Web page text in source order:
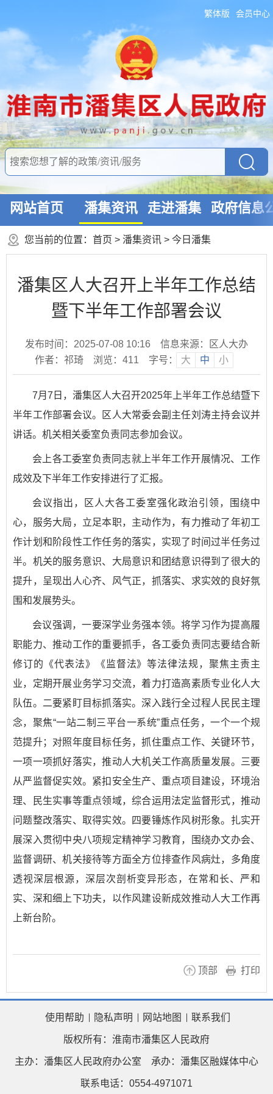
繁体版 会员中心
网站首页 潘集资讯 走进潘集 政府信息
您当前的位置： 首页 > 潘集资讯 > 今日潘集
潘集区人大召开上半年工作总结
暨下半年工作部署会议
发布时间：2025-07-08 10:16
信息来源：区人大办
作者：祁琦
浏览： 411 字号： 大 中 小
7月7日，潘集区人大召开2025年上半年工作总结暨下
半年工作部署会议。区人大常委会副主任刘涛主持会议并
讲话。机关相关委室负责同志参加会议。
会上各工委室负责同志就上半年工作开展情况、工作
成效及下半年工作安排进行了汇报。
会议指出，区人大各工委室强化政治引领，围绕中
心，服务大局，立足本职，主动作为，有力推动了年初工
作计划和阶段性工作任务的落实，实现了时间过半任务过
半。机关的服务意识、大局意识和团结意识得到了很大的
提升，呈现出人心齐、风气正，抓落实、求实效的良好氛
围和发展势头。
会议强调，一要深学业务强本领。将学习作为提高履
职能力、推动工作的重要抓手，各工委负责同志要结合新
修订的《代表法》《监督法》等法律法规，聚焦主责主
业，定期开展业务学习交流，着力打造高素质专业化人大
队伍。二要紧盯目标抓落实。深入践行全过程人民民主理
念，聚焦“一站二制三平台一系统”重点任务，一个一个规
范提升；对照年度目标任务，抓住重点工作、关键环节，
一项一项抓好落实，推动人大机关工作高质量发展。三要
从严监督促实效。紧扣安全生产、重点项目建设，环境治
理、民生实事等重点领域，综合运用法定监督形式，推动
问题整改落实、取得实效。四要锤炼作风树形象。扎实开
展深入贯彻中央八项规定精神学习教育，围绕办文办会、
监督调研、机关接待等方面全方位排查作风病灶，多角度
透视深层根源，深层次剖析变异形态，在常和长、严和
实、深和细上下功夫，以作风建设新成效推动人大工作再
上新台阶。
顶部 打印
使用帮助 隐私声明 网站地图 联系我们
版权所有：淮南市潘集区人民政府
主办：潘集区人民政府办公室 承办：潘集区融媒体中心
联系电话：0554-4971071